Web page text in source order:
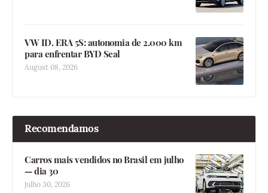
VW ID. ERA 5S: autonomia de 2.000 km
para enfrentar BYD Seal
August 08, 2026
Recomendamos
Carros mais vendidos no Brasil em julho
— dia 30
julho 30, 2026